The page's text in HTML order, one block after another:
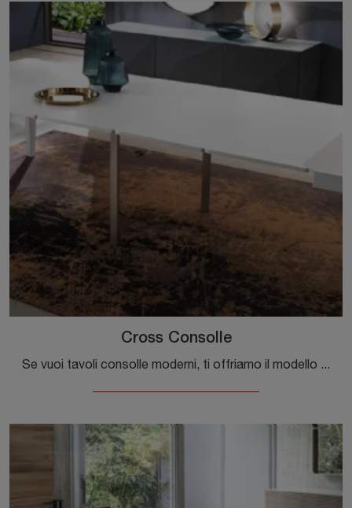
Cross Consolle
Se vuoi tavoli consolle moderni, ti offriamo il modello da pranzo in ceramica Cross Consolle della marca Riflessi.